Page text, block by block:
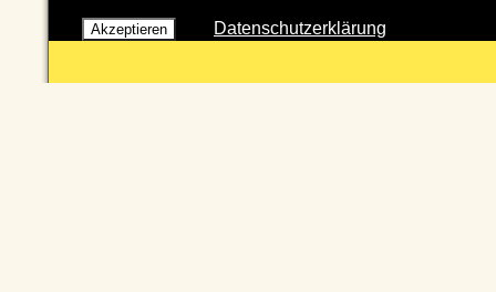
Akzeptieren Datenschutzerklärung